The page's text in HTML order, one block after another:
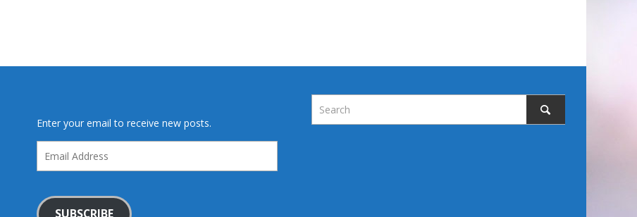
Enter your email to receive new posts.
Address
SUBSCRIBE